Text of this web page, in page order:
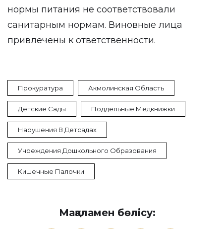
нормы питания не соответствовали
санитарным нормам. Виновные лица
привлечены к ответственности.
Прокуратура Акмолинская Область
Детские Сады Поддельные Медкнижки
Нарушения В Детсадах
Учреждения Дошкольного Образования
Кишечные Палочки
Мақаламен бөлісу: